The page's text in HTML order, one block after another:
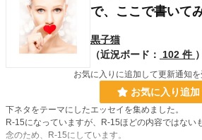
で、ここで書いてみ
黒子猫
（近況ボード：
102 件 ）
お気に入りに追加して更新通知を
お気に入り追加
下ネタをテーマにしたエッセイを集めました。
R-15になっていますが、R-15ほどの内容ではない
念のため、R-15にしています。